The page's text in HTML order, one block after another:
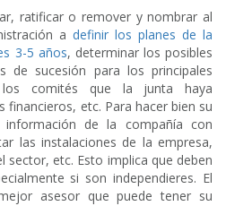
ratificar o remover y nombrar al
a definir los planes de la
3-5 años, determinar los posibles
de sucesión para los principales
los comités que la junta haya
etc. Para hacer bien su
de la compañía con
las instalaciones de la empresa,
sector, etc. Esto implica que deben
si son independieres. El
asesor que puede tener su